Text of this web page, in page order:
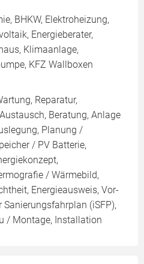
BHKW, Elektroheizung,
Energieberater,
Klimaanlage,
KFZ Wallboxen
Reparatur,
Beratung, Anlage
Planung /
/ PV Batterie,
/ Wärmebild,
Energieausweis, Vor-
(iSFP),
/ Montage, Installation